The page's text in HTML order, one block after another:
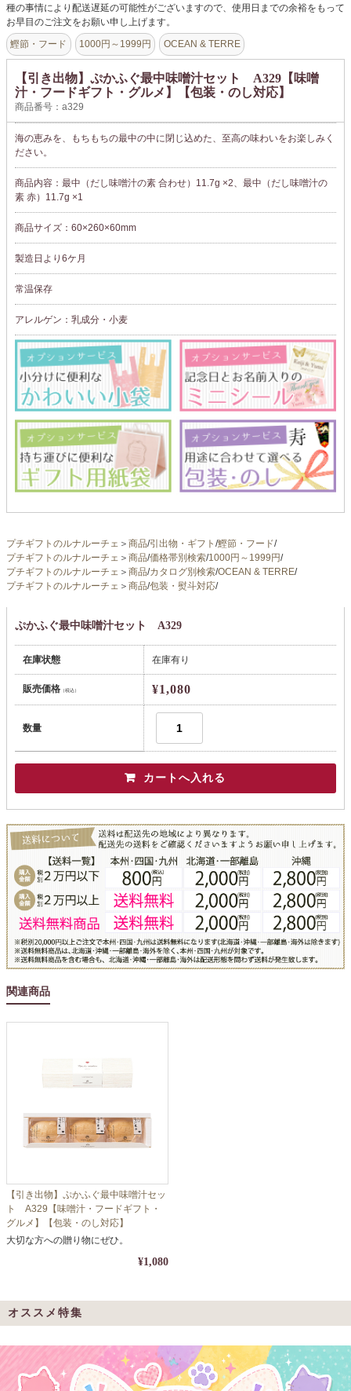
種の事情により配送遅延の可能性がございますので、使用日までの余裕をもって
お早目のご注文をお願い申し上げます。
鰹節・フード 1000円～1999円 OCEAN & TERRE
【引き出物】ぷかふぐ最中味噌汁セット A329【味噌
汁・フードギフト・グルメ】【包装・のし対応】
商品番号：a329
海の恵みを、もちもちの最中の中に閉じ込めた、至高の味わいをお楽しみく
ださい。
商品内容：最中（だし味噌汁の素 合わせ）11.7g ×2、最中（だし味噌汁の
素 赤）11.7g ×1
商品サイズ：60×260×60mm
製造日より6ケ月
常温保存
アレルゲン：乳成分・小麦
プチギフトのルナルーチェ ＞ 商品/引出物・ギフト /鰹節・フード/
プチギフトのルナルーチェ ＞ 商品/価格帯別検索/1000円～1999円/
プチギフトのルナルーチェ ＞ 商品/カタログ別検索/OCEAN & TERRE/
プチギフトのルナルーチェ ＞ 商品/包装・熨斗対応/
ぷかふぐ最中味噌汁セット A329
在庫状態 在庫有り
販売価格（税込） ¥1,080
数量
関連商品
【引き出物】ぷかふぐ最中味噌汁セッ
ト A329【味噌汁・フードギフト・
グルメ】【包装・のし対応】
大切な方への贈り物にぜひ。
¥1,080
オススメ特集